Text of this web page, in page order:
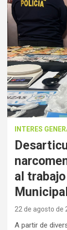
INTERES
al
22 de agosto de
A partir de